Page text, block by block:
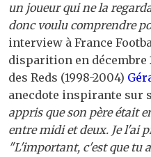
un joueur qui ne la
donc voulu comprendre
interview à France
disparition en
des Reds (1998-2004)
anecdote inspirante sur
appris que son père était
entre midi et deux. Je l'ai
"L'important, c'est que tu